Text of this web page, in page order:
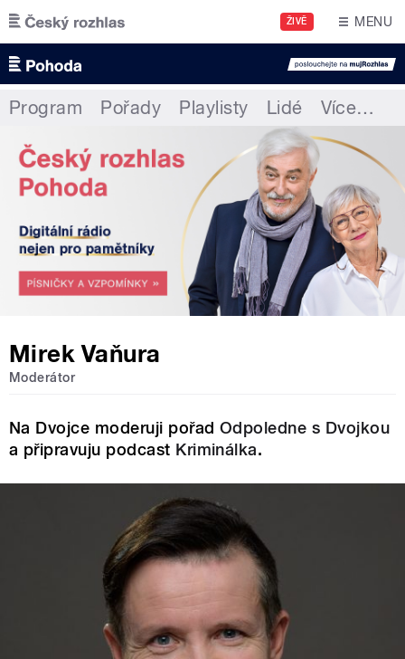
Přejít k hlavnímu obsahu
ŽIVĚ MENU
Program Pořady Playlisty Lidé Více…
Mirek Vaňura
Moderátor
Na Dvojce moderuji pořad Odpoledne s Dvojkou
a připravuju podcast Kriminálka.